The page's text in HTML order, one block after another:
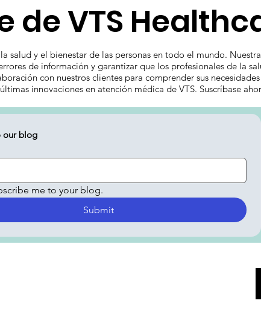
de VTS
y el bienestar de las personas en todo el mundo.
de información y garantizar que los profesionales de la
con nuestros clientes para comprender sus
innovaciones en atención médica de VTS. Suscríbase
our blog
me to your blog.
Submit